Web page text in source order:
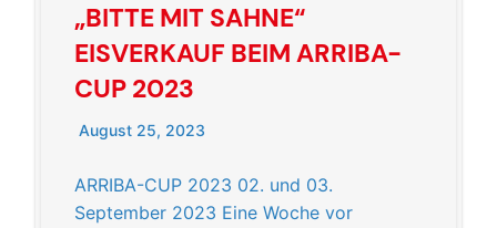
„BITTE MIT SAHNE“
EISVERKAUF BEIM ARRIBA-
CUP 2023
August 25, 2023
ARRIBA-CUP 2023 02. und 03.
September 2023 Eine Woche vor